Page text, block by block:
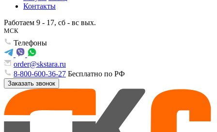
Контакты
Работаем 9 - 17, сб - вс вых.
МСК
Телефоны
order@skstara.ru
8-800-600-36-27 Бесплатно по РФ
Заказать звонок